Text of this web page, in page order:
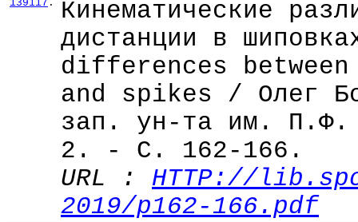
139117 .
Кинематические
дистанции в
differences
and spikes / Олег
зап. ун-та им.
2. - С. 162-166.
URL : HTTP://
2019/p162-166.pdf